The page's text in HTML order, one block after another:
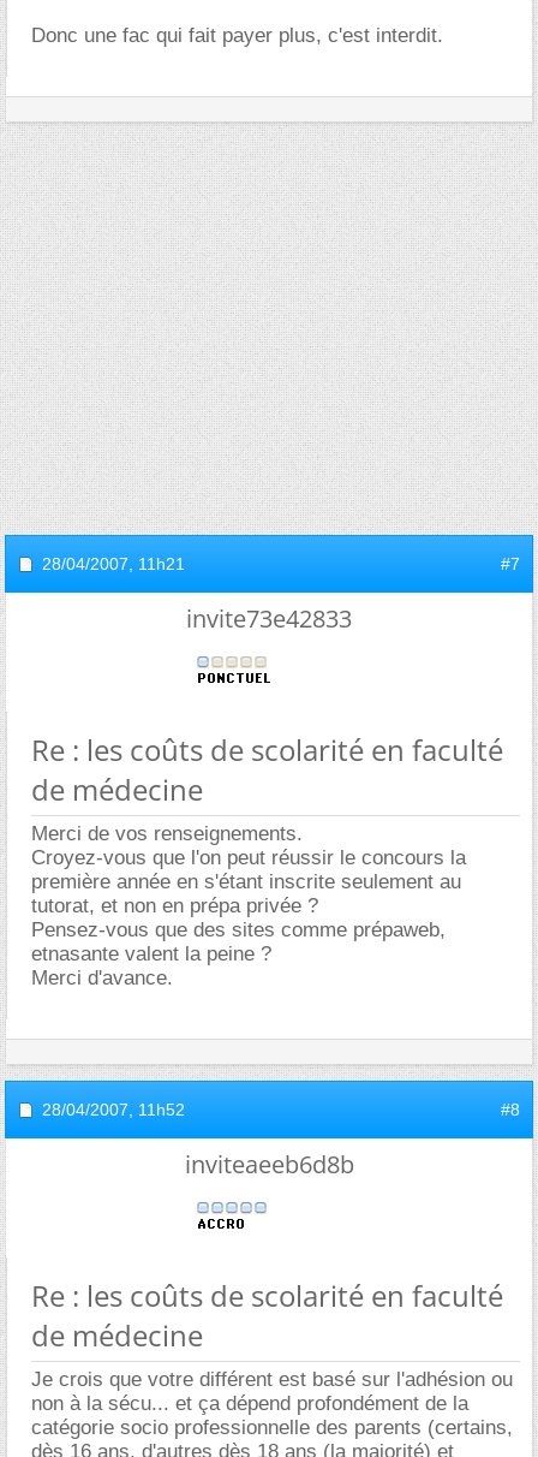
Donc une fac qui fait payer plus, c'est interdit.
28/04/2007, 11h21 #7
invite73e42833
Re : les coûts de scolarité en faculté
de médecine
Merci de vos renseignements.
Croyez-vous que l'on peut réussir le concours la
première année en s'étant inscrite seulement au
tutorat, et non en prépa privée ?
Pensez-vous que des sites comme prépaweb,
etnasante valent la peine ?
Merci d'avance.
28/04/2007, 11h52 #8
inviteaeeb6d8b
Re : les coûts de scolarité en faculté
de médecine
Je crois que votre différent est basé sur l'adhésion ou
non à la sécu... et ça dépend profondément de la
catégorie socio professionnelle des parents (certains,
dès 16 ans, d'autres dès 18 ans (la majorité) et